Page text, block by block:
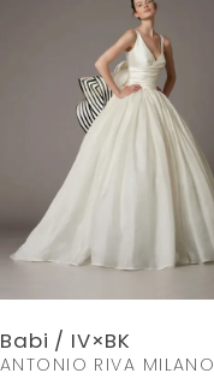
Babi / IV×BK
ANTONIO RIVA MILANO